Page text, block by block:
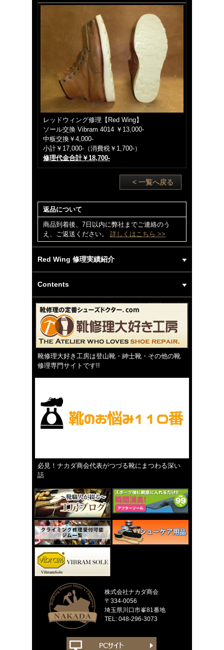
レッドウィング修理【Red Wing】
ソール交換 Vibram 4014 ￥13,000-
中板交換￥4,000-
小計￥17,000-（消費税￥1,700-）
修理代金合計￥18,700-
< 一覧へ戻る
返品について
商品到着後、7日以内に弊社までご連絡のう
え、ご返送ください。 詳しくはこちら >>
Red Wing 修理実績紹介
Contents
靴修理大好き工房は登山靴・紳士靴・その他の靴
修理専門サイトです!!
必見！ナカダ商会代表がつづる靴にまつわる深い
話
株式会社ナカダ商会
〒334-0056
埼玉県川口市峯81番地
TEL: 048-296-3073